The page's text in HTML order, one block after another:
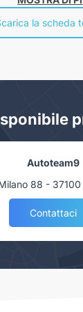
europee di base
approvazione delle
la scheda
Autoteam9
88 - 37100
Contattaci